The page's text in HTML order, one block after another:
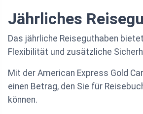
Jährliches
Das jährliche Reiseguthaben
Flexibilität und zusätzliche
Mit der American Express Gold
einen Betrag, den Sie für
können.